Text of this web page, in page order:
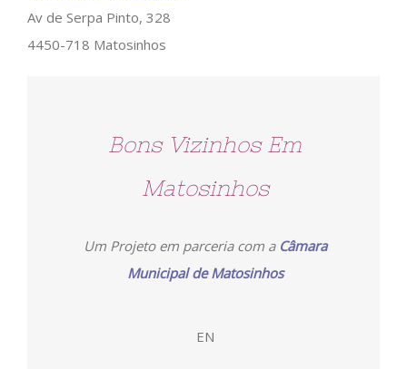
Av de Serpa Pinto, 328
4450-718 Matosinhos
Bons Vizinhos Em
Matosinhos
Um Projeto em parceria com a Câmara
Municipal de Matosinhos
EN